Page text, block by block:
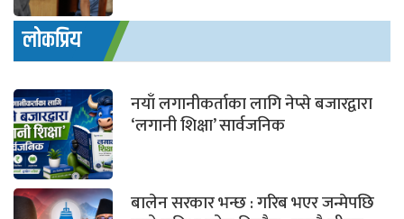
लोकप्रिय
नयाँ लगानीकर्ताका लागि नेप्से बजारद्वारा
‘लगानी शिक्षा’ सार्वजनिक
बालेन सरकार भन्छ : गरिब भएर जन्मेपछि